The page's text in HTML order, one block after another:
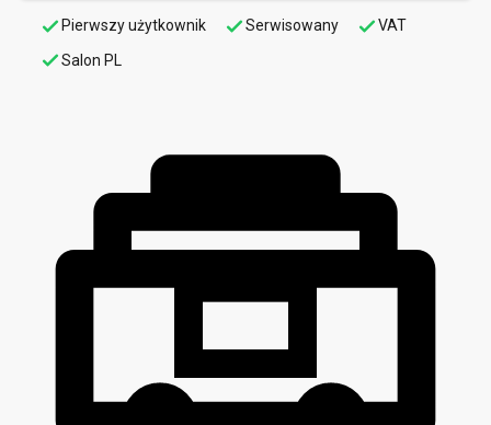
Pierwszy użytkownik Serwisowany
VAT
Salon PL